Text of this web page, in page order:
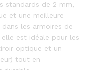
standards de 2 mm,
et une meilleure
les armoires de
elle est idéale pour les
optique et un
tout en